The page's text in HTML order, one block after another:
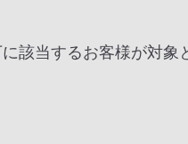
該当するお客様が対象